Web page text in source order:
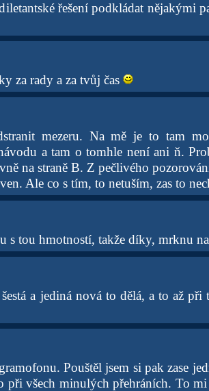
řešení podkládat nějakými
za rady a za tvůj čas
mezeru. Na mě je to tam
a tam o tomhle není ani ň.
na straně B. Z pečlivého
Ale co s tím, to netuším, zas to
s tou hmotností, takže díky, mrknu
a jediná nová to dělá, a to až při
Pouštěl jsem si pak zase
při všech minulých přehráních. To